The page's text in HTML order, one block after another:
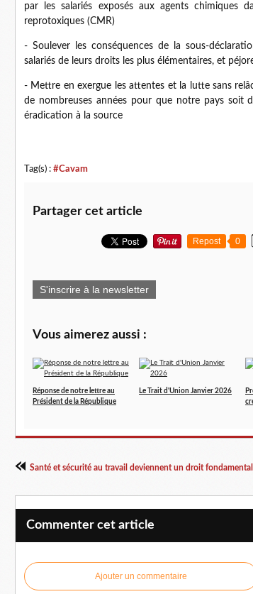
par les salariés exposés aux agents chimiques
reprotoxiques (CMR)
- Soulever les conséquences de la sous-
salariés de leurs droits les plus élémentaires, et
- Mettre en exergue les attentes et la lutte sans
de nombreuses années pour que notre pays soit
éradication à la source
Tag(s) : #Cavam
Partager cet article
Repost 0
S'inscrire à la newsletter
Vous aimerez aussi :
Réponse de notre lettre au
Président de la République
Le Trait d'Union Janvier 2026
Santé et sécurité au travail deviennent un droit
Commenter cet article
Ajouter un commentaire